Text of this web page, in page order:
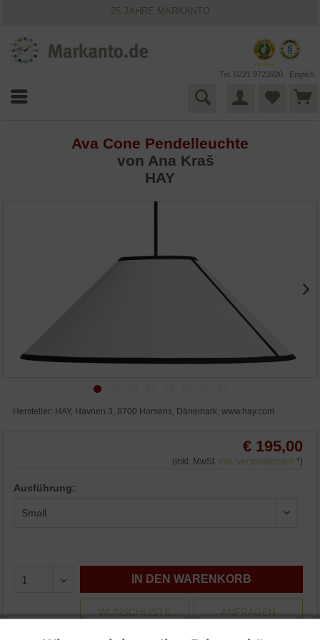
25 JAHRE MARKANTO
VIELFÄLTIGE ZAHLUNGSMÖGLICHKEITEN
BESTPRICE-GARANTIE
Tel. 0221 9723920 English
Ava Cone Pendelleuchte
von Ana Kraš
HAY
Hersteller: HAY, Havnen 3, 8700 Horsens, Dänemark, www.hay.com
€ 195,00
(inkl. MwSt. inkl. Versandkosten *)
Ausführung:
IN DEN WARENKORB
WUNSCHLISTE ANFRAGEN